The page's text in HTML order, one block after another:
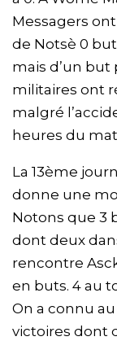
Messagers
de Notsè 0
mais d’un but
militaires ont
malgré
heures du
La 13ème
donne une
Notons que 3
dont deux
rencontre
en buts. 4 au
On a connu
victoires dont